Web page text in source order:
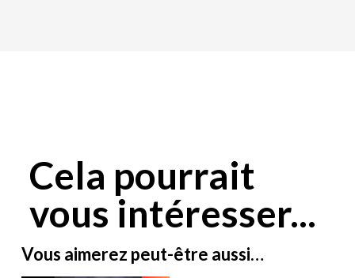
Cela pourrait
vous intéresser...
Vous aimerez peut-être aussi…